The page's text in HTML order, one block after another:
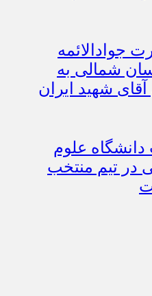
جوادالائمه
شمالی به
شهید ایران
علوم
در تیم منتخب